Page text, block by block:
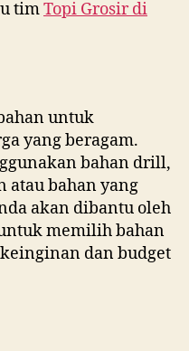
timTopi Grosir di
untuk
yang beragam.
bahan drill,
atau bahan yang
akan dibantu oleh
memilih bahan
dan budget